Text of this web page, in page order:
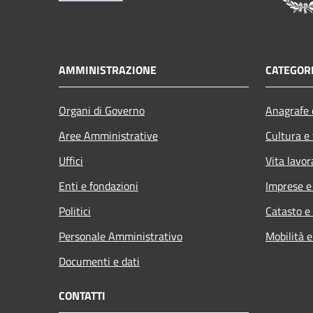
AMMINISTRAZIONE
Organi di Governo
Aree Amministrative
Uffici
Enti e fondazioni
Politici
Personale Amministrativo
Documenti e dati
Cultura
Vita
Imprese
Catasto
Mobilità
CONTATTI